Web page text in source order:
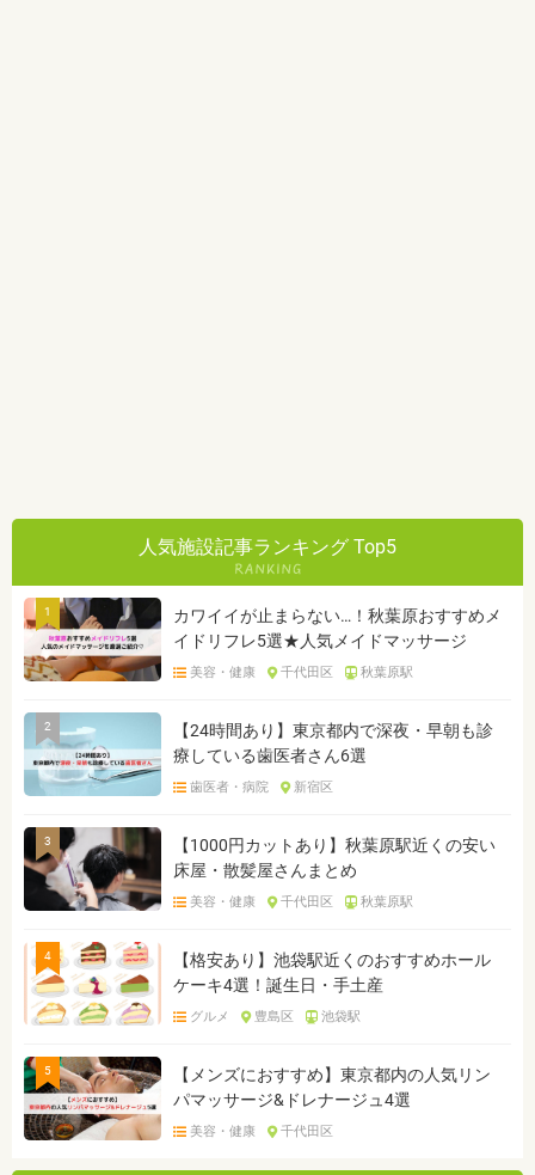
人気施設記事ランキング Top5
1
カワイイが止まらない…！秋葉原おすすめメ
イドリフレ5選★人気メイドマッサージ
美容・健康 千代田区 秋葉原駅
2
【24時間あり】東京都内で深夜・早朝も診
療している歯医者さん6選
歯医者・病院 新宿区
3
【1000円カットあり】秋葉原駅近くの安い
床屋・散髪屋さんまとめ
美容・健康 千代田区 秋葉原駅
4
【格安あり】池袋駅近くのおすすめホール
ケーキ4選！誕生日・手土産
グルメ 豊島区 池袋駅
5
【メンズにおすすめ】東京都内の人気リン
パマッサージ&ドレナージュ4選
美容・健康 千代田区